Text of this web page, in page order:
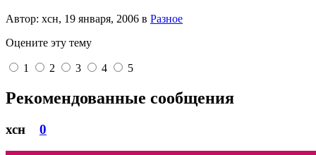
Автор: хсн, 19 января, 2006 в Разное
Оцените эту тему
1 2 3 4 5
Рекомендованные сообщения
хсн 0